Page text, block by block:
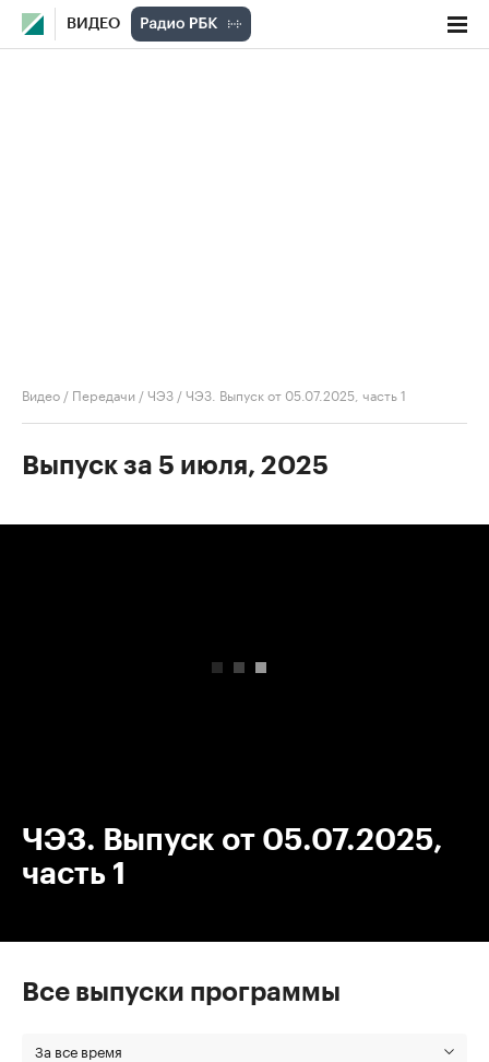
ВИДЕО
Видео / Передачи /ЧЭЗ /ЧЭЗ. Выпуск от 05.07.2025, часть 1
Выпуск за 5 июля, 2025
ЧЭЗ. Выпуск от 05.07.2025,
часть 1
Все выпуски программы
За все время